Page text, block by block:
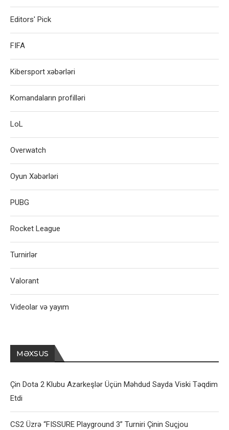
Editors' Pick
FIFA
Kibersport xəbərləri
Komandaların profilləri
LoL
Overwatch
Oyun Xəbərləri
PUBG
Rocket League
Turnirlər
Valorant
Videolar və yayım
MƏXSUS
Çin Dota 2 Klubu Azarkeşlər Üçün Məhdud Sayda Viski Təqdim
Etdi
CS2 Üzrə “FISSURE Playground 3” Turniri Çinin Suçjou